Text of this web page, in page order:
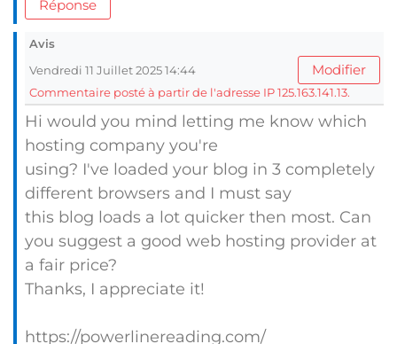
Réponse
Avis
Vendredi 11 Juillet 2025 14:44
Modifier
Commentaire posté à partir de l'adresse IP 125.163.141.13.
Hi would you mind letting me know which
hosting company you're
using? I've loaded your blog in 3 completely
different browsers and I must say
this blog loads a lot quicker then most. Can
you suggest a good web hosting provider at
a fair price?
Thanks, I appreciate it!
https://powerlinereading.com/